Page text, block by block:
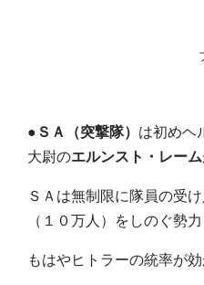
● ＳＡ（突撃隊） は初めヘ
大尉のエルンスト・レーム
ＳＡは無制限に隊員の受
（１０万人）をしのぐ勢
もはやヒトラーの統率が